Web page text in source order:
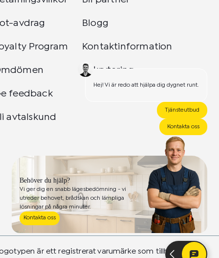
avdrag
Program
feedback
avtalskund
Blogg
Kontaktinformation
Rekrytering
är ett registrerat varumärke som tillhör 24
Hej! Vi är redo att hjälpa dig dygnet runt.
Tjänsteutbud
Kontakta oss
Behöver du hjälp?
Vi ger dig en snabb lägesbedömning - vi
utreder behovet, brådskan och lämpliga
lösningar på några minuter.
Kontakta oss